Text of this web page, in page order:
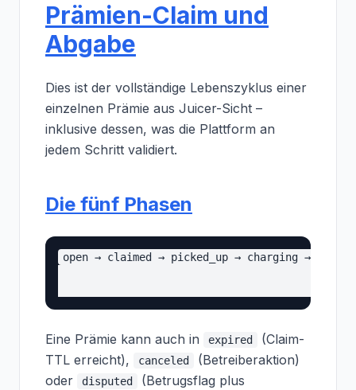
Prämien-Claim und
Abgabe
Dies ist der vollständige Lebenszyklus einer
einzelnen Prämie aus Juicer-Sicht –
inklusive dessen, was die Plattform an
jedem Schritt validiert.
Die fünf Phasen
open → claimed → picked_up → charging →
Eine Prämie kann auch in expired
(Claim-
TTL erreicht),
canceled
(Betreiberaktion)
oder
disputed
(Betrugsflag plus